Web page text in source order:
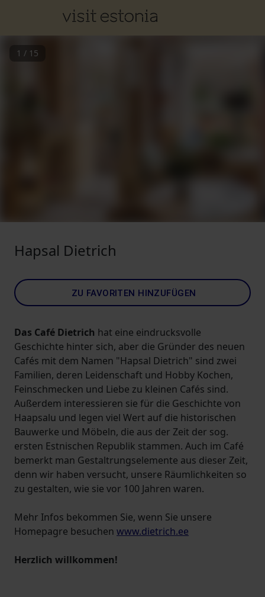
1 / 15
Hapsal Dietrich
ZU FAVORITEN HINZUFÜGEN
Das Café Dietrich hat eine eindrucksvolle
Geschichte hinter sich, aber die Gründer des neuen
Cafés mit dem Namen "Hapsal Dietrich" sind zwei
Familien, deren Leidenschaft und Hobby Kochen,
Feinschmecken und Liebe zu kleinen Cafés sind.
Außerdem interessieren sie für die Geschichte von
Haapsalu und legen viel Wert auf die historischen
Bauwerke und Möbeln, die aus der Zeit der sog.
ersten Estnischen Republik stammen. Auch im Café
bemerkt man Gestaltrungselemente aus dieser Zeit,
denn wir haben versucht, unsere Räumlichkeiten so
zu gestalten, wie sie vor 100 Jahren waren.
Mehr Infos bekommen Sie, wenn Sie unsere
Homepagre besuchen www.dietrich.ee
Herzlich willkommen!